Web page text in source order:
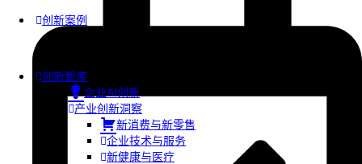
创新案例
创新智库
企业AI创新
产业创新洞察
新消费与新零售
企业技术与服务
新健康与医疗